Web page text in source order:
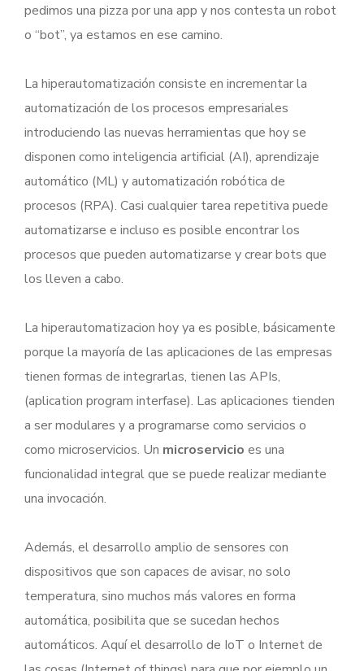
pedimos una pizza por una app y nos contesta un robot
o “bot”, ya estamos en ese camino.
La hiperautomatización consiste en incrementar la
automatización de los procesos empresariales
introduciendo las nuevas herramientas que hoy se
disponen como inteligencia artificial (AI), aprendizaje
automático (ML) y automatización robótica de
procesos (RPA). Casi cualquier tarea repetitiva puede
automatizarse e incluso es posible encontrar los
procesos que pueden automatizarse y crear bots que
los lleven a cabo.
La hiperautomatizacion hoy ya es posible, básicamente
porque la mayoría de las aplicaciones de las empresas
tienen formas de integrarlas, tienen las APIs,
(aplication program interfase). Las aplicaciones tienden
a ser modulares y a programarse como servicios o
como microservicios. Un microservicio es una
funcionalidad integral que se puede realizar mediante
una invocación.
Además, el desarrollo amplio de sensores con
dispositivos que son capaces de avisar, no solo
temperatura, sino muchos más valores en forma
automática, posibilita que se sucedan hechos
automáticos. Aquí el desarrollo de IoT o Internet de